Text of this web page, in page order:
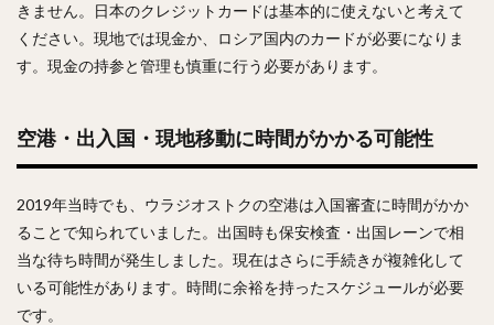
きません。日本のクレジットカードは基本的に使えないと考えて
ください。現地では現金か、ロシア国内のカードが必要になりま
す。現金の持参と管理も慎重に行う必要があります。
空港・出入国・現地移動に時間がかかる可能性
2019年当時でも、ウラジオストクの空港は入国審査に時間がかか
ることで知られていました。出国時も保安検査・出国レーンで相
当な待ち時間が発生しました。現在はさらに手続きが複雑化して
いる可能性があります。時間に余裕を持ったスケジュールが必要
です。